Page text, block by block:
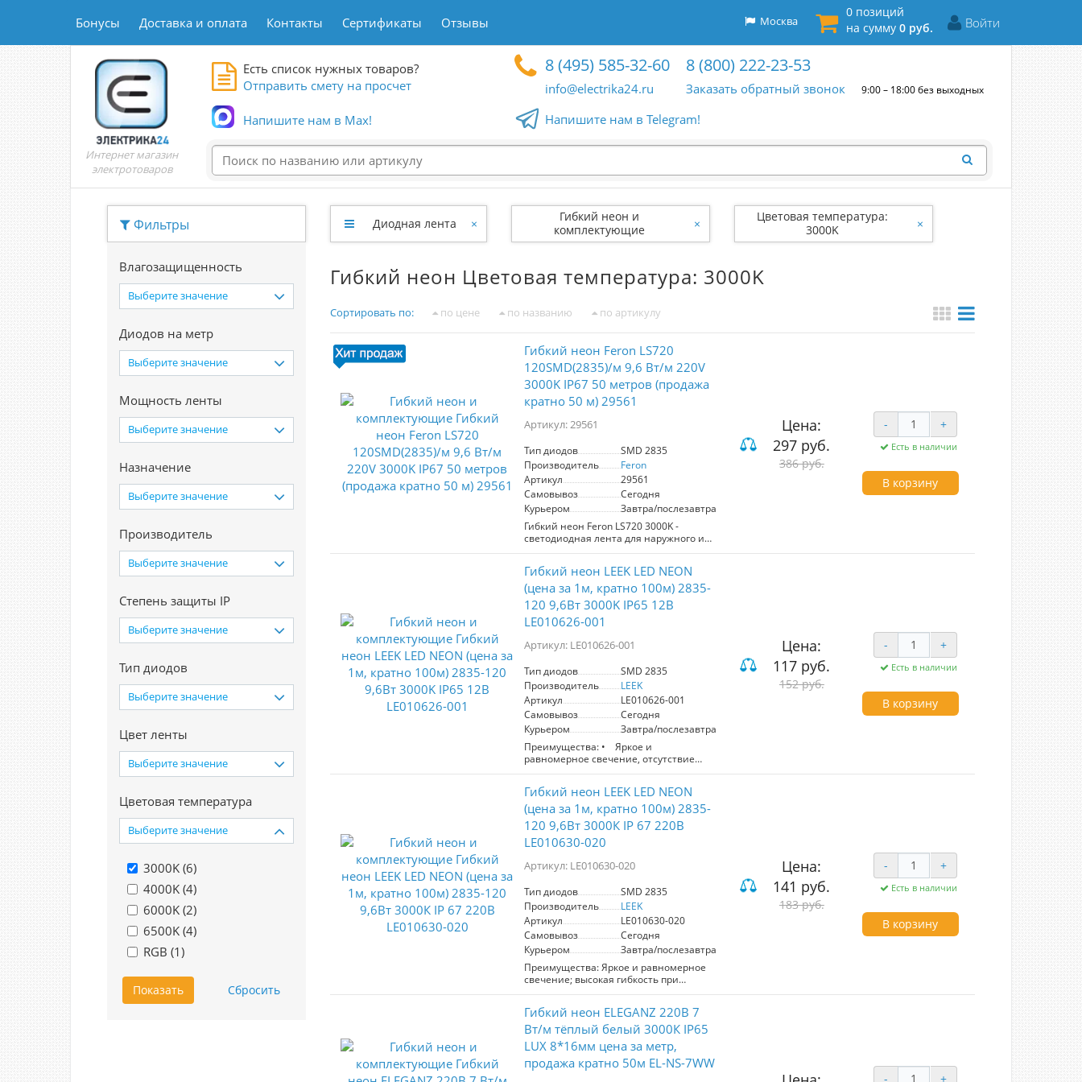
Бонусы Доставка и оплата Контакты Сертификаты Отзывы Войти
0 позиций
на сумму 0 руб.
Москва
Интернет магазин
электротоваров
Есть список нужных товаров?
Отправить смету на просчет
Напишите нам в Max!
8 (495) 585-32-60
info@electrika24.ru
8 (800) 222-23-53
Заказать обратный звонок 9:00 – 18:00 без выходных
Напишите нам в Telegram!
Фильтры
Влагозащищенность
Выберите значение
Диодов на метр
Выберите значение
Мощность ленты
Выберите значение
Назначение
Выберите значение
Производитель
Выберите значение
Степень защиты IP
Выберите значение
Тип диодов
Выберите значение
Цвет ленты
Выберите значение
Цветовая температура
Выберите значение
3000K (6)
4000K (4)
6000K (2)
6500K (4)
RGB (1)
Диодная лента ×
Гибкий неон и
комплектующие
×
Цветовая температура:
3000K
×
Гибкий неон Цветовая температура: 3000K
Сортировать по: по цене по названию по артикулу
Гибкий неон Feron LS720
120SMD(2835)/м 9,6 Вт/м 220V
3000K IP67 50 метров (продажа
кратно 50 м) 29561
Артикул: 29561
Тип диодов
SMD 2835
Производитель
Feron
Артикул
29561
Самовывоз
Сегодня
Курьером
Завтра/послезавтра
Гибкий неон Feron LS720 3000K -
светодиодная лента для наружного и
внутреннего освещения. Работает от
диодов на метр, обеспечивая яркое и
равномерное теплое белое свечение
(3000K). Защита IP68 гарантирует
водонепроницаемость и устойчивость
к внешним воздействиям. Лента может
удобства монтажа. В комплект входят
Рабочая температура от -40°C до +40°C.
Доступна для продажи кратно 50
метров. Подходит для создания
декоративного освещения и подсветки
в различных условиях.
Цена:
297 руб.
386 руб.
- +
Есть в наличии
В корзину
Гибкий неон LEEK LED NEON
(цена за 1м, кратно 100м) 2835-
120 9,6Вт 3000K IP65 12В
LE010626-001
Артикул: LE010626-001
Тип диодов
SMD 2835
Производитель
LEEK
Артикул
LE010626-001
Самовывоз
Сегодня
Курьером
Завтра/послезавтра
Преимущества: • Яркое и
равномерное свечение, отсутствие
темных промежутков
создавать линии и фигуры любой
формы
• Можно использовать в условиях
высокой влажности и запыленности*
• Не нагревается даже при
• Можно резать на сегменты по 2,5 см
• Выдерживает перепады температур
от -30 до +45°C
* При условии тщательной
герметизации стыков.
Область применения: Светодиодные
ленты гибкий NEON 12В LEEK
предназначены:
освещения
- для интерьерного, ландшафтного,
архитектурного освещения
- для создания рекламных вывесок и
световых эффектов
Конструкция: • Гибкая светодиодная
Цена:
117 руб.
152 руб.
- +
Есть в наличии
В корзину
Гибкий неон LEEK LED NEON
(цена за 1м, кратно 100м) 2835-
120 9,6Вт 3000К IP 67 220В
LE010630-020
Артикул: LE010630-020
Тип диодов
SMD 2835
Производитель
LEEK
Артикул
LE010630-020
Самовывоз
Сегодня
Курьером
Завтра/послезавтра
Преимущества: Яркое и равномерное
свечение; высокая гибкость при
монтаже; можно использовать в
запыленности; питается от сети
220+-20В через сетевой шнур
(продается отдельно); не нагревается
даже при длительном
использовании; можно резать на
Цена:
141 руб.
183 руб.
- +
Есть в наличии
В корзину
Гибкий неон ELEGANZ 220В 7
Вт/м тёплый белый 3000К IP65
LUX 8*16мм цена за метр,
продажа кратно 50м EL-NS-7WW
- +